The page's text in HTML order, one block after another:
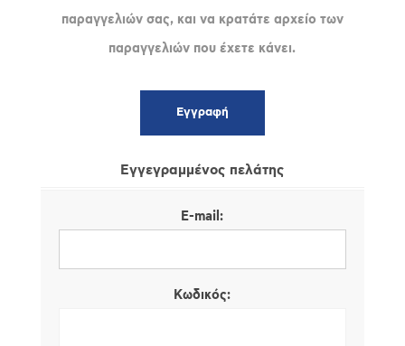
παραγγελιών σας, και να κρατάτε αρχείο των
παραγγελιών που έχετε κάνει.
Εγγεγραμμένος πελάτης
E-mail:
Κωδικός: